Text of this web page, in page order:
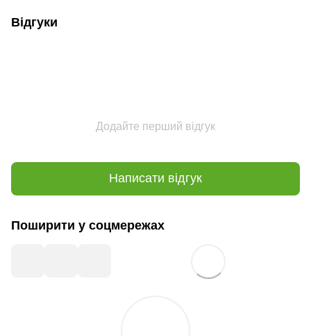
Відгуки
Додайте перший відгук
Написати відгук
Поширити у соцмережах